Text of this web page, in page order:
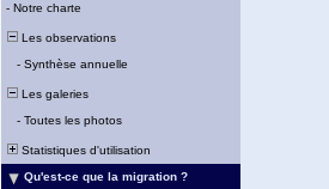
- Notre charte
Les observations
- Synthèse annuelle
Les galeries
- Toutes les photos
Statistiques d'utilisation
Qu'est-ce que la migration ?